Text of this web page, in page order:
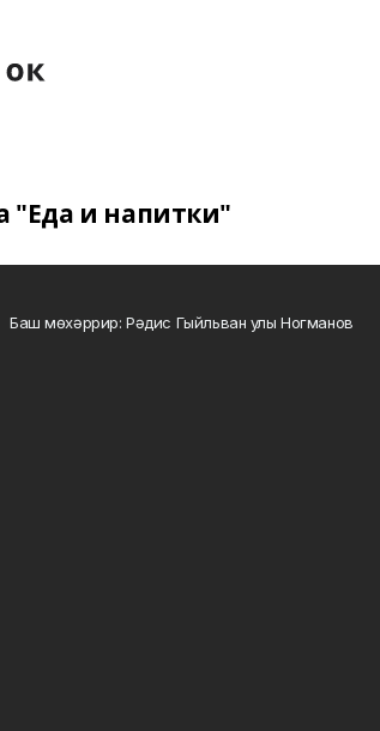
"Еда и напитки"
Баш мөхәррир: Рәдис Гыйльван улы Ногманов